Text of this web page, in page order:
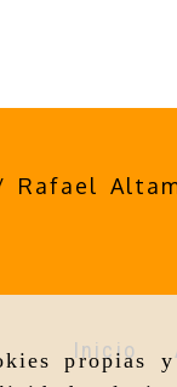
propias
Rafael
Inicio